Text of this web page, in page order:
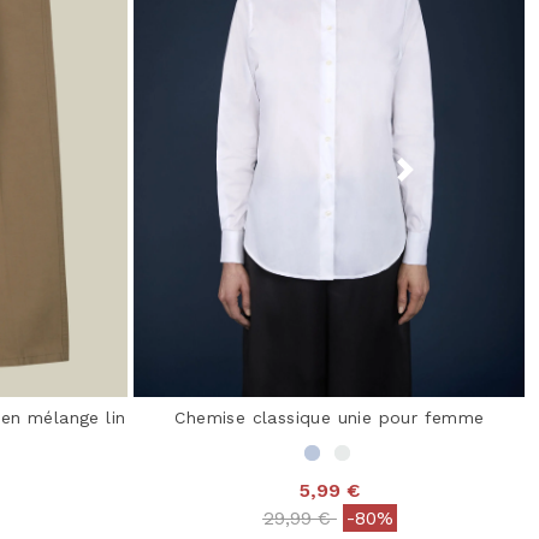
mélange lin
Chemise classique unie pour femme
5,99 €
Price reduced from
29,99 €to-80%